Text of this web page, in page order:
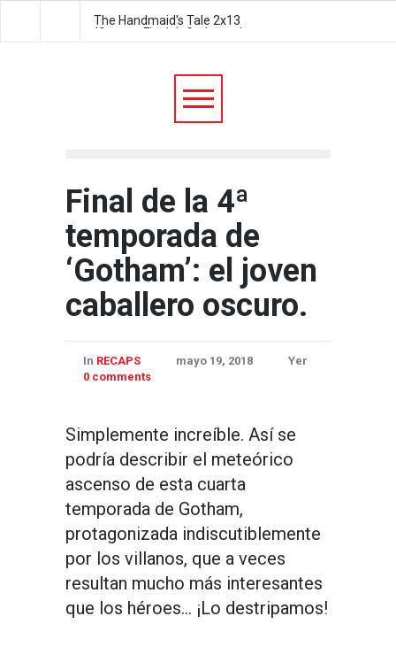
The Handmaid's Tale 2x12:
Postpartum
Final de la 4ª
temporada de
‘Gotham’: el joven
caballero oscuro.
In RECAPS mayo 19, 2018
Yer
0 comments
Simplemente increíble. Así se
podría describir el meteórico
ascenso de esta cuarta
temporada de Gotham,
protagonizada indiscutiblemente
por los villanos, que a veces
resultan mucho más interesantes
que los héroes… ¡Lo destripamos!